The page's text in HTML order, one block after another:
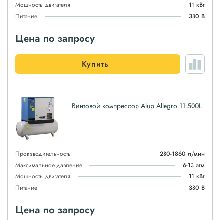
Мощность двигателя
11 кВт
Питание
380 В
Цена по запросу
Купить
Винтовой компрессор Alup Allegro 11 500L
Производительность
280-1860 л/мин
Максимальное давление
6-13 атм
Мощность двигателя
11 кВт
Питание
380 В
Цена по запросу